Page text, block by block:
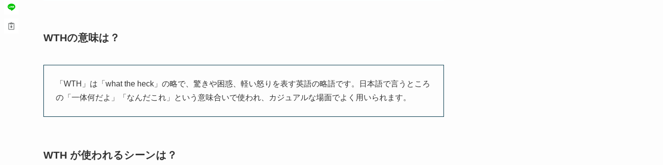
WTHの意味は？
「WTH」は「what the heck」の略で、驚きや困惑、軽い怒りを表す英語の略語です。日本語で言うところ
の「一体何だよ」「なんだこれ」という意味合いで使われ、カジュアルな場面でよく用いられます。
WTH が使われるシーンは？